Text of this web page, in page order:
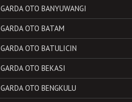
GARDA OTO BANYUWANGI
GARDA OTO BATAM
GARDA OTO BATULICIN
GARDA OTO BEKASI
GARDA OTO BENGKULU